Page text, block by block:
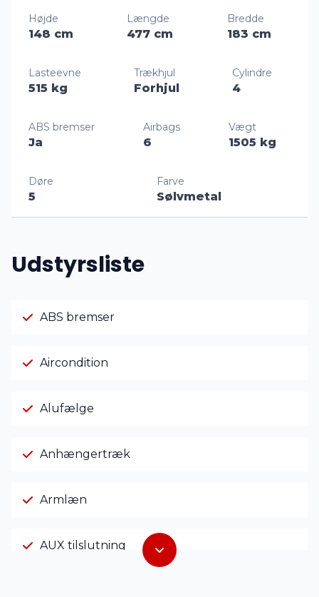
Højde
148 cm
Længde
477 cm
Bredde
183 cm
Lasteevne
515 kg
Trækhjul
Forhjul
Cylindre
4
ABS bremser
Ja
Airbags
6
Vægt
1505 kg
Døre
5
Farve
Sølvmetal
Udstyrsliste
ABS bremser
Aircondition
Alufælge
Anhængertræk
Armlæn
AUX tilslutning